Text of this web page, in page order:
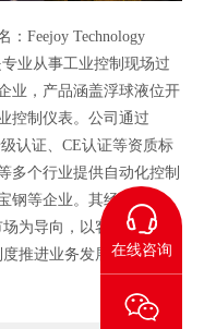
Feejoy Technology
业从事工业控制现场过
业，产品涵盖浮球液位开
控制仪表。公司通过
认证、CE认证等资质标
多个行业提供自动化控制
钢等企业。其经营遵
为导向，以客户为中
推进业务发展 在线咨询